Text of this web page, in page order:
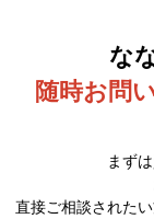
な
随時お問
まず
直接ご相談された